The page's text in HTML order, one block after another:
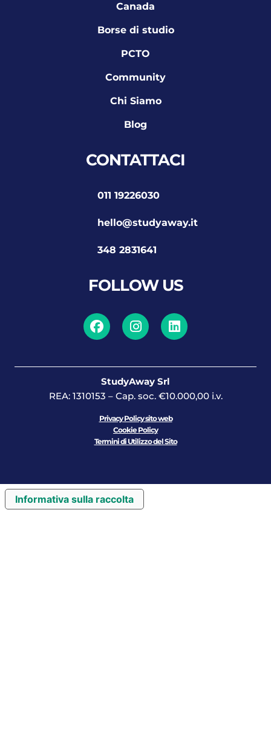
Canada
Borse di studio
PCTO
Community
Chi Siamo
Blog
CONTATTACI
011 19226030
hello@studyaway.it
348 2831641
FOLLOW US
StudyAway Srl
REA: 1310153 – Cap. soc. €10.000,00 i.v.
Privacy Policy sito web
Cookie Policy
Termini di Utilizzo del Sito
Informativa sulla raccolta